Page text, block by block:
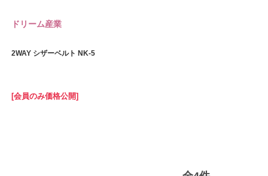
ドリーム産業
2WAY シザーベルト NK-5
[会員のみ価格公開]